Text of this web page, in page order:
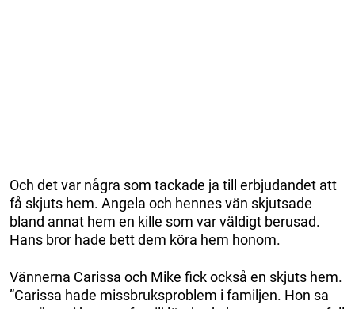
Och det var några som tackade ja till erbjudandet att
få skjuts hem. Angela och hennes vän skjutsade
bland annat hem en kille som var väldigt berusad.
Hans bror hade bett dem köra hem honom.
Vännerna Carissa och Mike fick också en skjuts hem.
”Carissa hade missbruksproblem i familjen. Hon sa